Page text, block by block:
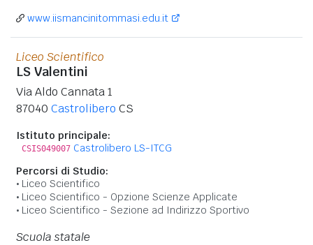
www.iismancinitommasi.edu.it
Liceo Scientifico
LS Valentini
Via Aldo Cannata 1
87040 Castrolibero CS
Istituto principale:
CSIS049007 Castrolibero LS-ITCG
Percorsi di Studio:
Liceo Scientifico
Liceo Scientifico - Opzione Scienze Applicate
Liceo Scientifico - Sezione ad Indirizzo Sportivo
Scuola statale